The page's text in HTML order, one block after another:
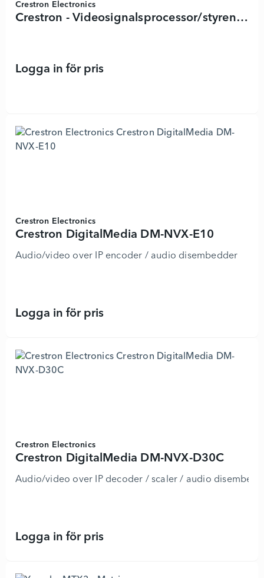
Crestron Electronics
Crestron - Videosignalsprocessor/styrenhet
Logga in för prisCrestron - Videosignalsprocessor/
Crestron Electronics
Crestron DigitalMedia DM-NVX-E10
Audio/video over IP encoder / audio disembedder
Logga in för prisCrestron DigitalMedia DM-NVX-
Crestron Electronics
Crestron DigitalMedia DM-NVX-D30C
Audio/video over IP decoder / scaler / audio
Logga in för prisCrestron DigitalMedia DM-NVX-